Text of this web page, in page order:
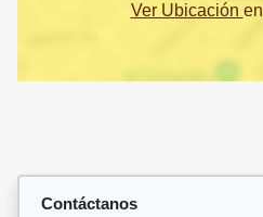
Ver Ubicación en
Contáctanos